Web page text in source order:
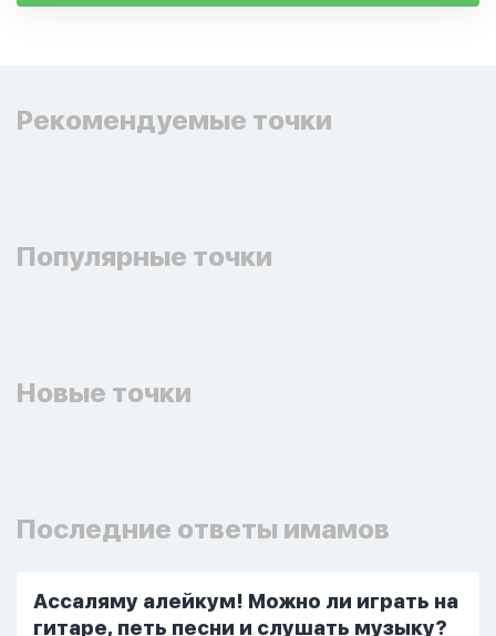
Рекомендуемые точки
Популярные точки
Новые точки
Последние ответы имамов
Ассаляму алейкум! Можно ли играть на
гитаре, петь песни и слушать музыку?